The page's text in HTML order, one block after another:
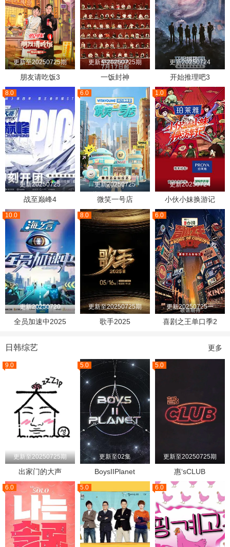
更新至20250725期
朋友请吃饭3
更新至20250725期
一饭封神
更新20250724
开始推理吧3
8.0
更新20250725
战至巅峰4
6.0
更新20250725
微笑一号店
1.0
更新20250724
小伙小妹换游记
10.0
更新20250720
全员加速中2025
8.0
更新至20250725期
歌手2025
6.0
更新20250725一
喜剧之王单口季2
日韩综艺 更多
9.0
更新至20250725期
出家门的大声
5.0
更新至02集
BoysIIPlanet
5.0
更新至20250725期
惠‘sCLUB
6.0 5.0 6.0